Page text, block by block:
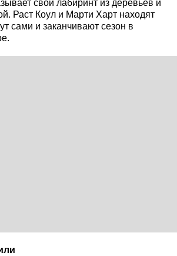
свой лабиринт из деревьев и
Раст Коул и Марти Харт находят
сами и заканчивают сезон в